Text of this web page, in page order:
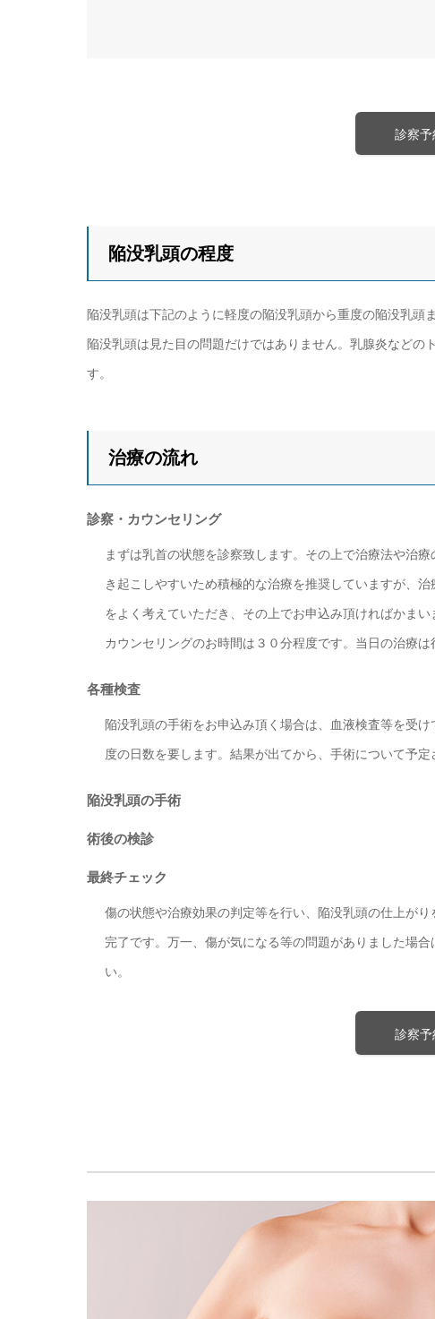
診察
陥没乳頭の程度
陥没乳頭は下記のように軽度の陥没乳頭から重度の陥没乳頭
陥没乳頭は見た目の問題だけではありません。乳腺炎などの
す。
治療の流れ
診察・カウンセリング
まずは乳首の状態を診察致します。その上で治療法や治
き起こしやすいため積極的な治療を推奨していますが、
をよく考えていただき、その上でお申込み頂ければかまい
カウンセリングのお時間は３０分程度です。当日の治療は
各種検査
陥没乳頭の手術をお申込み頂く場合は、血液検査等を受
度の日数を要します。結果が出てから、手術について予定
陥没乳頭の手術
術後の検診
最終チェック
傷の状態や治療効果の判定等を行い、陥没乳頭の仕上が
完了です。万一、傷が気になる等の問題がありました場
い。
診察